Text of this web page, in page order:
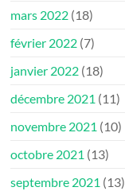
mars 2022 (18)
février 2022 (7)
janvier 2022 (18)
décembre 2021 (11)
novembre 2021 (10)
octobre 2021 (13)
septembre 2021 (13)